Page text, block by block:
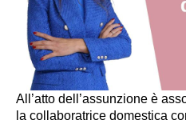
All’atto dell’assunzione è
la collaboratrice domestica